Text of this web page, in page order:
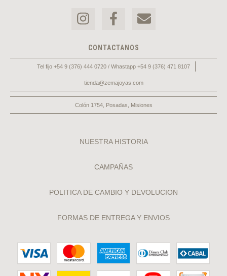
CONTACTANOS
Tel fijo +54 9 (376) 444 0720 / Whastapp +54 9 (376) 471 8107
tienda@zemajoyas.com
Colón 1754, Posadas, Misiones
NUESTRA HISTORIA
CAMPAÑAS
POLITICA DE CAMBIO Y DEVOLUCION
FORMAS DE ENTREGA Y ENVIOS